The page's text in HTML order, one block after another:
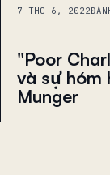
7 THG 6, 2022
"Poor
và sự hóm
Munger